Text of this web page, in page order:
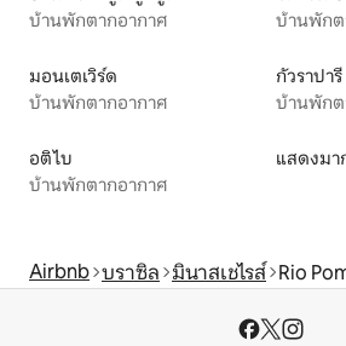
บ้านพักตากอากาศ
บ้านพักต
มอนเตเวิร์ด
บ้านพักตากอากาศ
กัวราปารี
บ้านพักต
อติไบ
บ้านพักตากอากาศ
แสดงมา
Airbnb บราซิล มินาสเชไรส์ Rio